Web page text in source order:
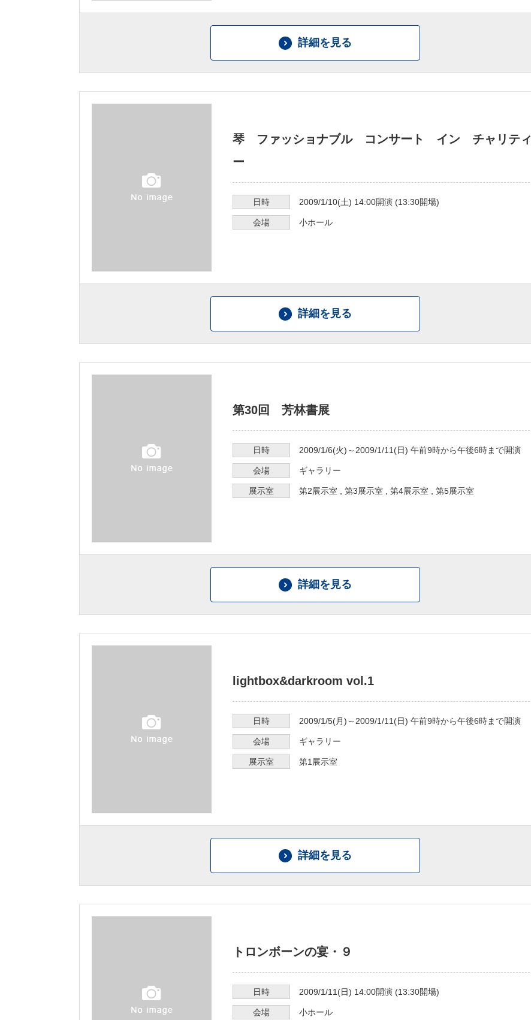
詳細を見る
琴 ファッショナブル コンサート イン チャリティ
ー
日時 2009/1/10(土) 14:00開演 (13:30開場)
会場 小ホール
詳細を見る
第30回 芳林書展
日時 2009/1/6(火)～ 2009/1/11 (日) 午前9時から午後6時まで開演
会場 ギャラリー
展示室 第2展示室 第3展示室 第4展示室 第5展示室
詳細を見る
lightbox&darkroom vol.1
日時 2009/1/5(月)～ 2009/1/11 (日) 午前9時から午後6時まで開演
会場 ギャラリー
展示室 第1展示室
詳細を見る
トロンボーンの宴・９
日時 2009/1/11 (日) 14:00開演 (13:30開場)
会場 小ホール